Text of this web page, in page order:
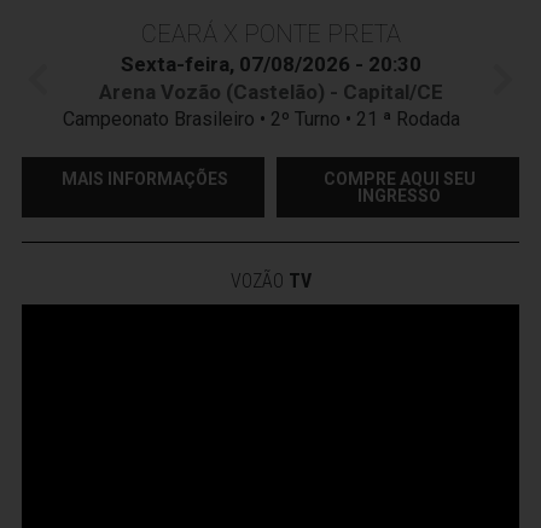
CEARÁ X PONTE PRETA
Sexta-feira, 07/08/2026 - 20:30
Arena Vozão (Castelão) - Capital/CE
Campeonato Brasileiro • 2º Turno • 21 ª Rodada
MAIS INFORMAÇÕES
COMPRE AQUI SEU
INGRESSO
VOZÃO TV